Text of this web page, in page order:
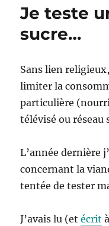
Je teste
sucre…
Sans lien
limiter la
particulière
télévisé ou
L’année dernière
concernant la
tentée de tester
J’avais lu (etécrit